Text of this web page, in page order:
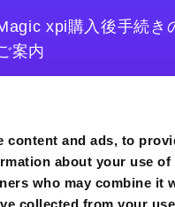
content and ads, to
about your use
who may combine it
xpi購入後手続き
案内